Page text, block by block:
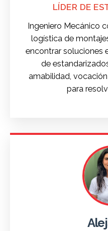
LÍDER DE
Ingeniero Mecánico
logística de
encontrar soluciones
de
amabilidad,
para